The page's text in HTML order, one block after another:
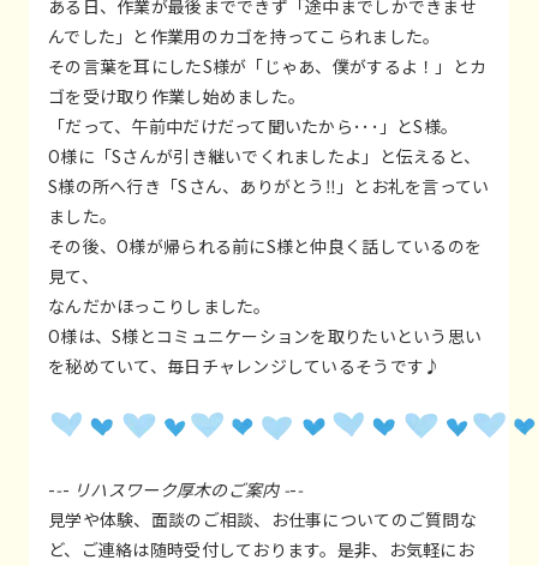
ある日、作業が最後までできず「途中までしかできませ
んでした」と作業用のカゴを持ってこられました。
その言葉を耳にしたS様が「じゃあ、僕がするよ！」とカ
ゴを受け取り作業し始めました。
「だって、午前中だけだって聞いたから･･･」とS様。
O様に「Sさんが引き継いでくれましたよ」と伝えると、
S様の所へ行き「Sさん、ありがとう‼️」とお礼を言ってい
ました。
その後、O様が帰られる前にS様と仲良く話しているのを
見て、
なんだかほっこりしました。
O様は、S様とコミュニケーションを取りたいという思い
を秘めていて、毎日チャレンジしているそうです♪
--- リハスワーク厚木のご案内 ---
見学や体験、面談のご相談、お仕事についてのご質問な
ど、ご連絡は随時受付しております。是非、お気軽にお